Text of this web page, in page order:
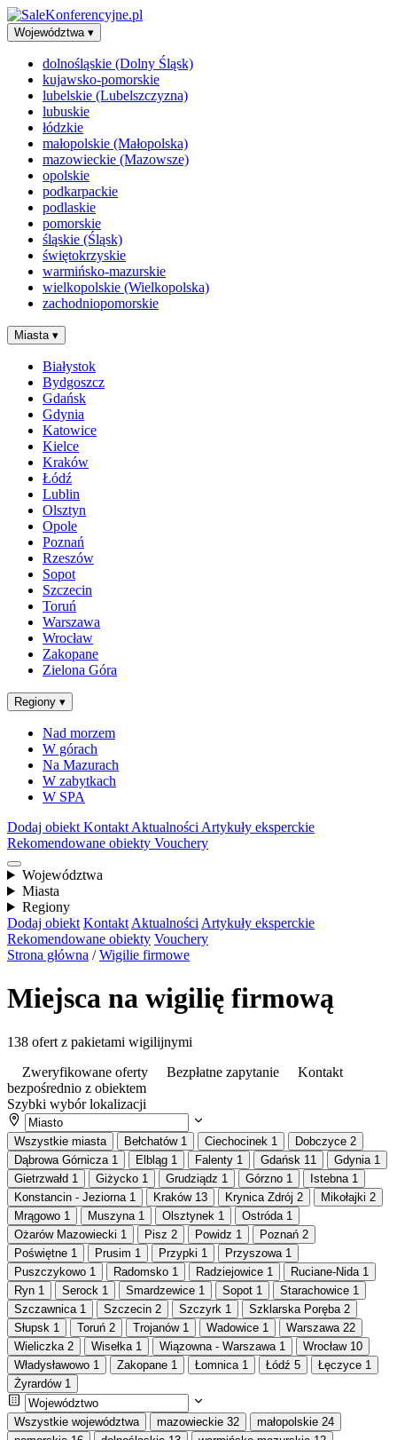
Województwa ▾
dolnośląskie (Dolny Śląsk)
kujawsko-pomorskie
lubelskie (Lubelszczyzna)
lubuskie
łódzkie
małopolskie (Małopolska)
mazowieckie (Mazowsze)
opolskie
podkarpackie
podlaskie
pomorskie
śląskie (Śląsk)
świętokrzyskie
warmińsko-mazurskie
wielkopolskie (Wielkopolska)
zachodniopomorskie
Miasta ▾
Białystok
Bydgoszcz
Gdańsk
Gdynia
Katowice
Kielce
Kraków
Łódź
Lublin
Olsztyn
Opole
Poznań
Rzeszów
Sopot
Szczecin
Toruń
Warszawa
Wrocław
Zakopane
Zielona Góra
Regiony ▾
Nad morzem
W górach
Na Mazurach
W zabytkach
W SPA
Dodaj obiekt Kontakt Aktualności Artykuły eksperckie
Rekomendowane obiekty Vouchery
Województwa
Miasta
Regiony
Dodaj obiekt Kontakt Aktualności Artykuły eksperckie
Rekomendowane obiekty Vouchery
Strona główna / Wigilie firmowe
Miejsca na wigilię firmową
138 ofert z pakietami wigilijnymi
Zweryfikowane oferty
Bezpłatne zapytanie
Kontakt
bezpośrednio z obiektem
Szybki wybór lokalizacji
Wszystkie miasta Bełchatów 1 Ciechocinek 1 Dobczyce 2
Dąbrowa Górnicza 1 Elbląg 1 Falenty 1 Gdańsk 11 Gdynia 1
Gietrzwałd 1 Giżycko 1 Grudziądz 1 Górzno 1 Istebna 1
Konstancin - Jeziorna 1 Kraków 13 Krynica Zdrój 2 Mikołajki 2
Mrągowo 1 Muszyna 1 Olsztynek 1 Ostróda 1
Ożarów Mazowiecki 1 Pisz 2 Powidz 1 Poznań 2
Poświętne 1 Prusim 1 Przypki 1 Przyszowa 1
Puszczykowo 1 Radomsko 1 Radziejowice 1 Ruciane-Nida 1
Ryn 1 Serock 1 Smardzewice 1 Sopot 1 Starachowice 1
Szczawnica 1 Szczecin 2 Szczyrk 1 Szklarska Poręba 2
Słupsk 1 Toruń 2 Trojanów 1 Wadowice 1 Warszawa 22
Wieliczka 2 Wisełka 1 Wiązowna - Warszawa 1 Wrocław 10
Władysławowo 1 Zakopane 1 Łomnica 1 Łódź 5 Łęczyce 1
Żyrardów 1
Wszystkie województwa mazowieckie 32 małopolskie 24